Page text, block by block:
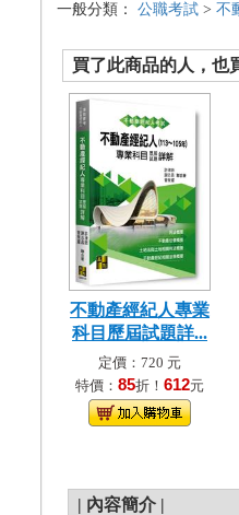
一般分類： 公職考試 > 不
買了此商品的人，也
不動產經紀人專業
科目歷屆試題詳...
定價：720 元
特價： 85折！ 612元
| 內容簡介 |